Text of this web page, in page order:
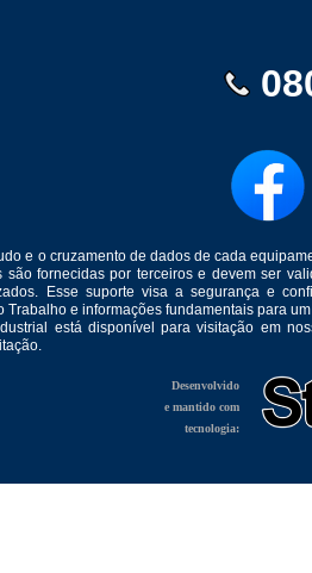
e o cruzamento de dados de cada
são fornecidas por terceiros e devem ser
Esse suporte visa a segurança e
e informações fundamentais para
está disponível para visitação em
Desenvolvido
e mantido com
tecnologia: